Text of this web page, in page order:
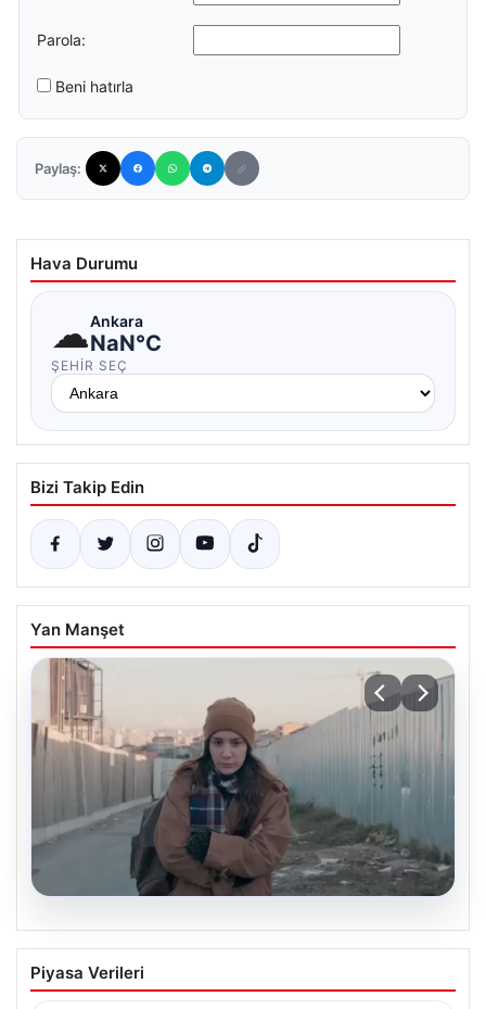
Parola:
Beni hatırla
Paylaş:
Hava Durumu
☁Ankara
NaN°C
ŞEHIR SEÇ
Bizi Takip Edin
Yan Manşet
05.08.2026
Türk sinemasında farklı bir imza: Ceylan
Özgün Özçelik’in en iyi filmleri
Piyasa Verileri